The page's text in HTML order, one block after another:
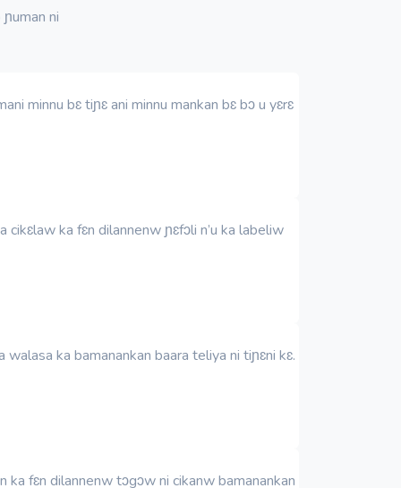
ni
minnu bɛ tiɲɛ ani minnu mankan bɛ bɔ u yɛrɛ
ka fɛn dilannenw ɲɛfɔli n’u ka labeliw
ka bamanankan baara teliya ni tiɲɛni kɛ.
ka fɛn dilannenw tɔgɔw ni cikanw bamanankan